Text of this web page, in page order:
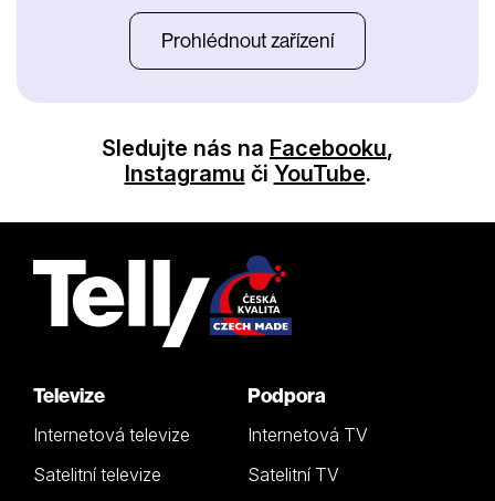
Prohlédnout zařízení
Sledujte nás na Facebooku,
Instagramu či YouTube.
Televize
Internetová televize
Satelitní televize
Podpora
Internetová TV
Satelitní TV